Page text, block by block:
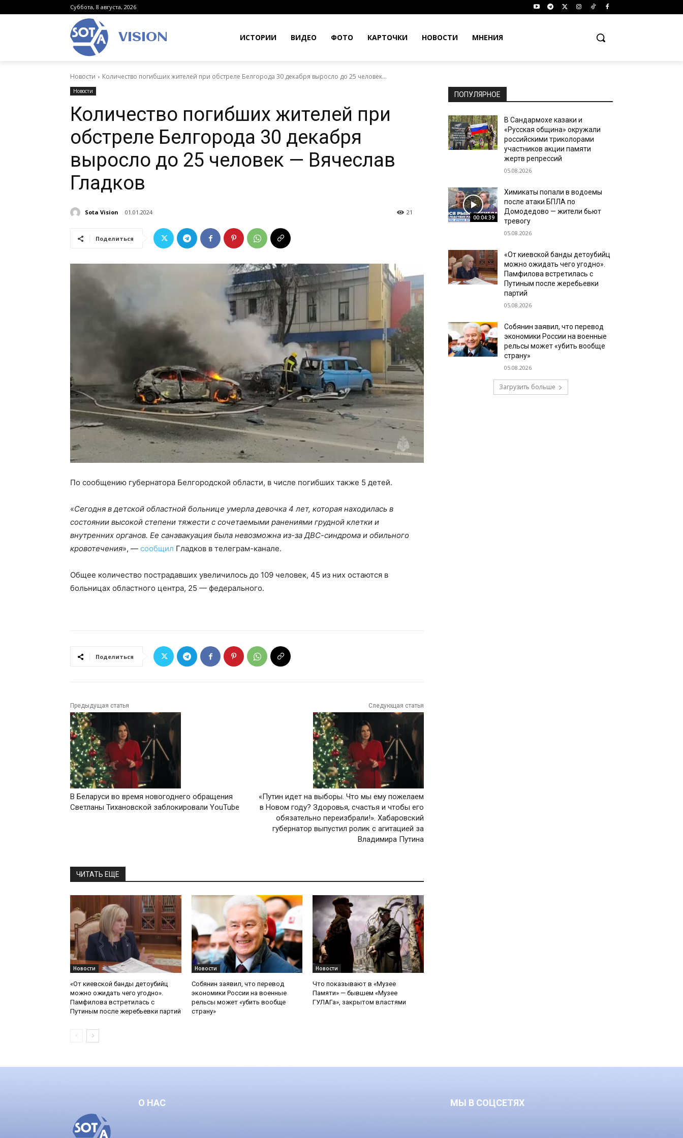
Суббота, 8 августа, 2026
VISION ИСТОРИИ ВИДЕО ФОТО КАРТОЧКИ НОВОСТИ МНЕНИЯ
Новости Количество погибших жителей при обстреле Белгорода 30 декабря выросло до 25 человек...
Новости
Количество погибших жителей при
обстреле Белгорода 30 декабря
выросло до 25 человек — Вячеслав
Гладков
Sota Vision 01.01.2024 21
Поделиться
По сообщению губернатора Белгородской области, в числе погибших также 5 детей.
«Сегодня в детской областной больнице умерла девочка 4 лет, которая находилась в
состоянии высокой степени тяжести с сочетаемыми ранениями грудной клетки и
внутренних органов. Ее санэвакуация была невозможна из-за ДВС-синдрома и обильного
кровотечения», — сообщил Гладков в телеграм-канале.
Общее количество пострадавших увеличилось до 109 человек, 45 из них остаются в
больницах областного центра, 25 — федерального.
Поделиться
Предыдущая статья
В Беларуси во время новогоднего обращения
Светланы Тихановской заблокировали YouTube
Следующая статья
«Путин идет на выборы. Что мы ему пожелаем
в Новом году? Здоровья, счастья и чтобы его
обязательно переизбрали!». Хабаровский
губернатор выпустил ролик с агитацией за
Владимира Путина
ЧИТАТЬ ЕЩЕ
Новости
«От киевской банды детоубийц
можно ожидать чего угодно».
Памфилова встретилась с
Путиным после жеребьевки партий
Новости
Собянин заявил, что перевод
экономики России на военные
рельсы может «убить вообще
страну»
Новости
Что показывают в «Музее
Памяти» — бывшем «Музее
ГУЛАГа», закрытом властями
ПОПУЛЯРНОЕ
В Сандармохе казаки и
«Русская община» окружали
российскими триколорами
участников акции памяти
жертв репрессий
05.08.2026
00:04:39
Химикаты попали в водоемы
после атаки БПЛА по
Домодедово — жители бьют
тревогу
05.08.2026
«От киевской банды детоубийц
можно ожидать чего угодно».
Памфилова встретилась с
Путиным после жеребьевки
партий
05.08.2026
Собянин заявил, что перевод
экономики России на военные
рельсы может «убить вообще
страну»
05.08.2026
Загрузить больше
О НАС МЫ В СОЦСЕТЯХ